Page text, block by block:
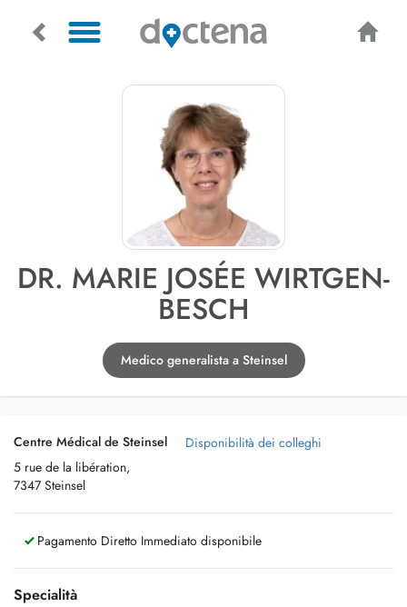
DR. MARIE JOSÉE WIRTGEN-
BESCH
Medico generalista a Steinsel
Centre Médical de Steinsel
5 rue de la libération,
7347 Steinsel
Disponibilità dei colleghi
Pagamento Diretto Immediato disponibile
Specialità